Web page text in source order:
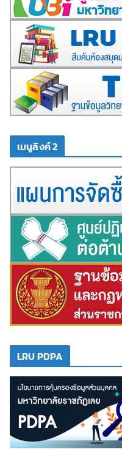
เมนูลิงค์ 2
LRU PDPA